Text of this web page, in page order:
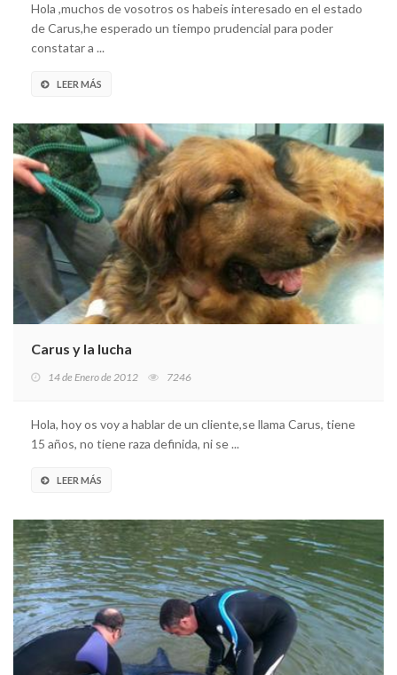
Hola ,muchos de vosotros os habeis interesado en el estado
de Carus,he esperado un tiempo prudencial para poder
constatar a ...
LEER MÁS
Carus y la lucha
14 de Enero de 2012 7246
Hola, hoy os voy a hablar de un cliente,se llama Carus, tiene
15 años, no tiene raza definida, ni se ...
LEER MÁS